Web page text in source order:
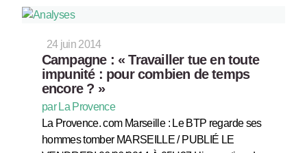
24 juin 2014
Campagne : « Travailler tue en toute
impunité : pour combien de temps
encore ? »
par La Provence
La Provence. com Marseille : Le BTP regarde ses
hommes tomber MARSEILLE / PUBLIÉ LE